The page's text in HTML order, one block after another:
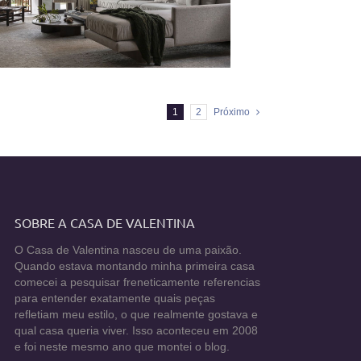
1 2 Próximo
SOBRE A CASA DE VALENTINA
O Casa de Valentina nasceu de uma paixão.
Quando estava montando minha primeira casa
comecei a pesquisar freneticamente referencias
para entender exatamente quais peças
refletiam meu estilo, o que realmente gostava e
qual casa queria viver. Isso aconteceu em 2008
e foi neste mesmo ano que montei o blog.